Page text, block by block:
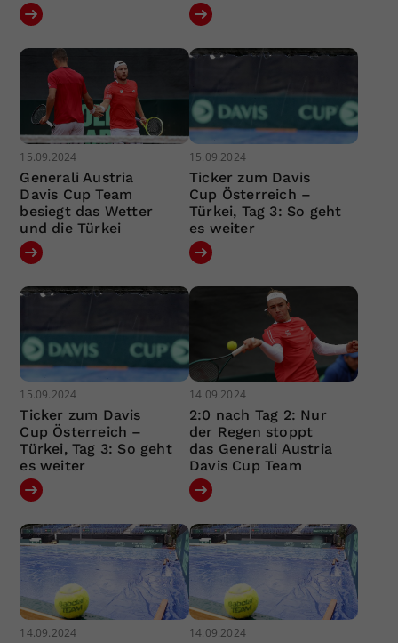
15.09.2024
Generali Austria
Davis Cup Team
besiegt das Wetter
und die Türkei
15.09.2024
Ticker zum Davis
Cup Österreich –
Türkei, Tag 3: So geht
es weiter
15.09.2024
Ticker zum Davis
Cup Österreich –
Türkei, Tag 3: So geht
es weiter
14.09.2024
2:0 nach Tag 2: Nur
der Regen stoppt
das Generali Austria
Davis Cup Team
14.09.2024 14.09.2024